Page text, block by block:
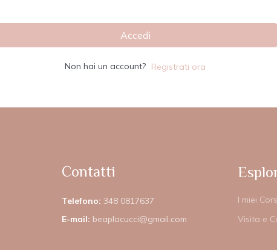
Accedi
Non hai un account? Registrati ora
Contatti
Telefono: 348 0817637
E-mail: beaplacucci@gmail.com
I miei
Visita e